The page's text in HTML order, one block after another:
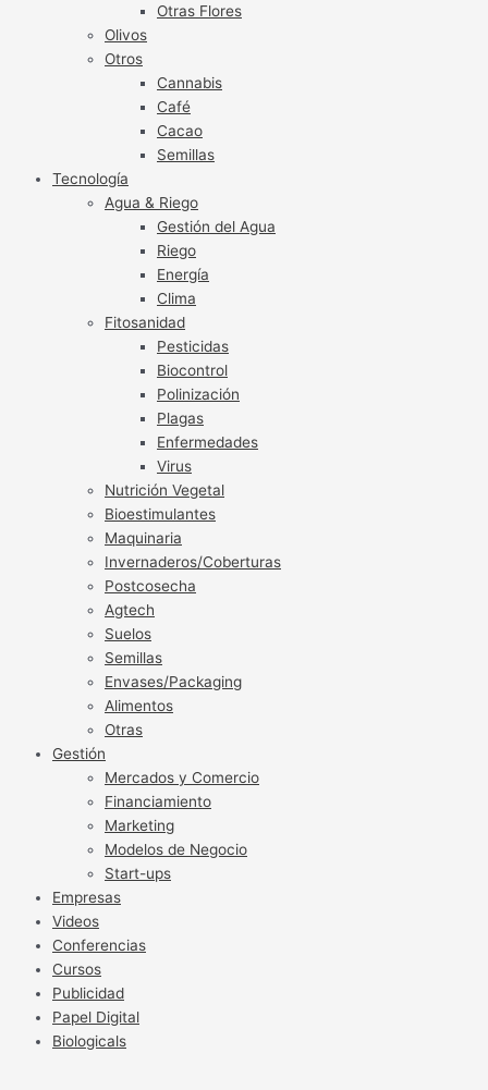
Otras Flores
Olivos
Otros
Cannabis
Café
Cacao
Semillas
Tecnología
Agua & Riego
Gestión del Agua
Riego
Energía
Clima
Fitosanidad
Pesticidas
Biocontrol
Polinización
Plagas
Enfermedades
Virus
Nutrición Vegetal
Bioestimulantes
Maquinaria
Invernaderos/Coberturas
Postcosecha
Agtech
Suelos
Semillas
Envases/Packaging
Alimentos
Otras
Gestión
Mercados y Comercio
Financiamiento
Marketing
Modelos de Negocio
Start-ups
Empresas
Videos
Conferencias
Cursos
Publicidad
Papel Digital
Biologicals